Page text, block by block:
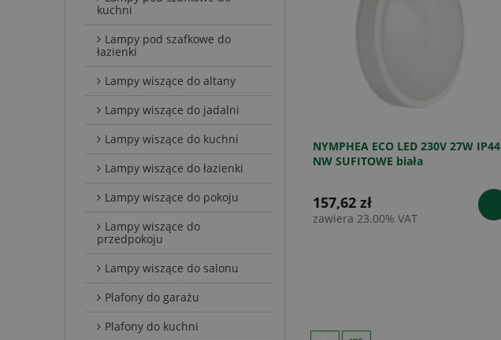
kuchni
Lampy pod szafkowe do
łazienki
Lampy wiszące do altany
Lampy wiszące do jadalni
Lampy wiszące do kuchni
Lampy wiszące do łazienki
Lampy wiszące do pokoju
Lampy wiszące do
przedpokoju
Lampy wiszące do salonu
Plafony do garażu
Plafony do kuchni
NYMPHEA ECO LED 230V 27W IP44
NW SUFITOWE biała
157,62 zł
zawiera 23.00% VAT